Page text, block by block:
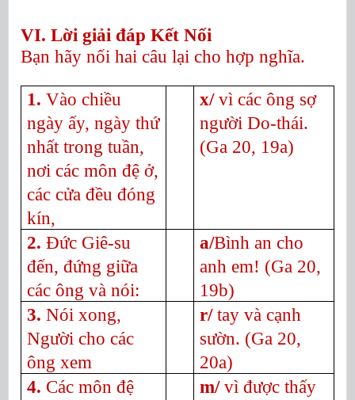
VI. Lời giải đáp Kết Nối
Bạn hãy nối hai câu lại cho hợp nghĩa.
1. Vào chiều
ngày ấy, ngày thứ
nhất trong tuần,
nơi các môn đệ ở,
các cửa đều đóng
kín,
x/ vì các ông sợ
người Do-thái.
(Ga 20, 19a)
2. Đức Giê-su
đến, đứng giữa
các ông và nói:
a/Bình an cho
anh em! (Ga 20,
19b)
3. Nói xong,
Người cho các
ông xem
r/tay và cạnh
sườn. (Ga 20,
20a)
4. Các môn đệ
m/vì được thấy